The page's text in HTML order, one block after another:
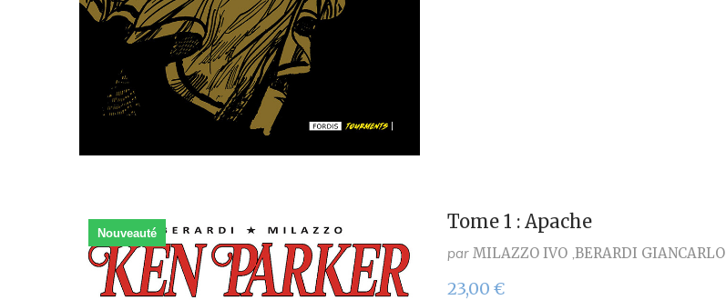
Nouveauté
Tome 1 : Apache
par MILAZZO IVO BERARDI GIANCARLO
23,00€